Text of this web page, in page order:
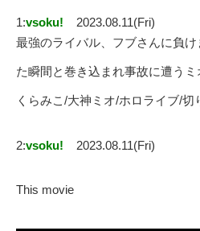
1:vsoku!
2023.08.11(Fri)
最強のライバル、フブさんに負
た瞬間と巻き込まれ事故に遭う
くらみこ/大神ミオ/ホロライブ/切
2:vsoku! 2023.08.11(Fri)
This movie